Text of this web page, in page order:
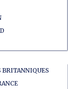
BRITANNIQUES